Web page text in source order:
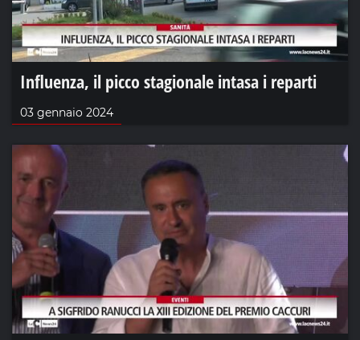
Influenza, il picco stagionale intasa i reparti
03 gennaio 2024